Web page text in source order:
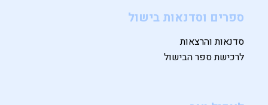
ספרים וסדנאות בישול
סדנאות והרצאות
לרכישת ספר הבישול